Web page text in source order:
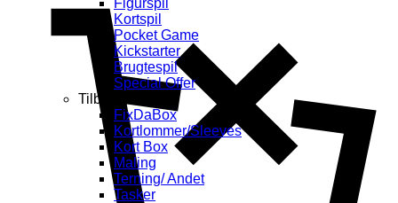
Figurspil
Kortspil
Pocket Game
Kickstarter
Brugtespil
Special Offer
Tilbehør
FixDaBox
Kortlommer/Sleeves
Kort Box
Maling
Terning/ Andet
Tasker